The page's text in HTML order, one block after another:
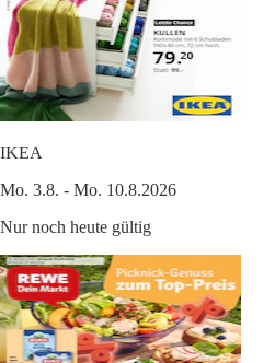
IKEA
Mo. 3.8. - Mo. 10.8.2026
Nur noch heute gültig